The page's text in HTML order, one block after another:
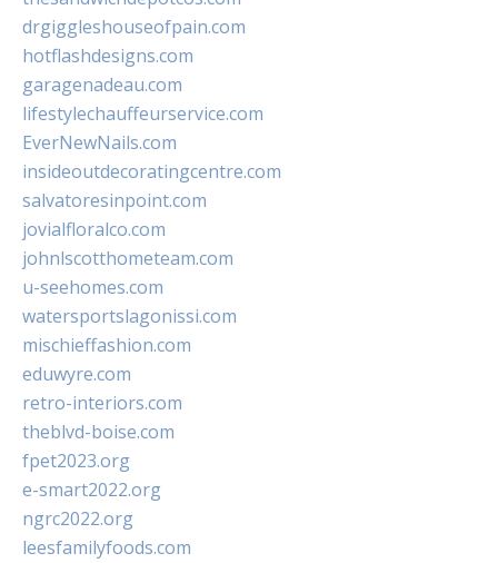
drgiggleshouseofpain.com
hotflashdesigns.com
garagenadeau.com
lifestylechauffeurservice.com
EverNewNails.com
insideoutdecoratingcentre.com
salvatoresinpoint.com
jovialfloralco.com
johnlscotthometeam.com
u-seehomes.com
watersportslagonissi.com
mischieffashion.com
eduwyre.com
retro-interiors.com
theblvd-boise.com
fpet2023.org
e-smart2022.org
ngrc2022.org
leesfamilyfoods.com